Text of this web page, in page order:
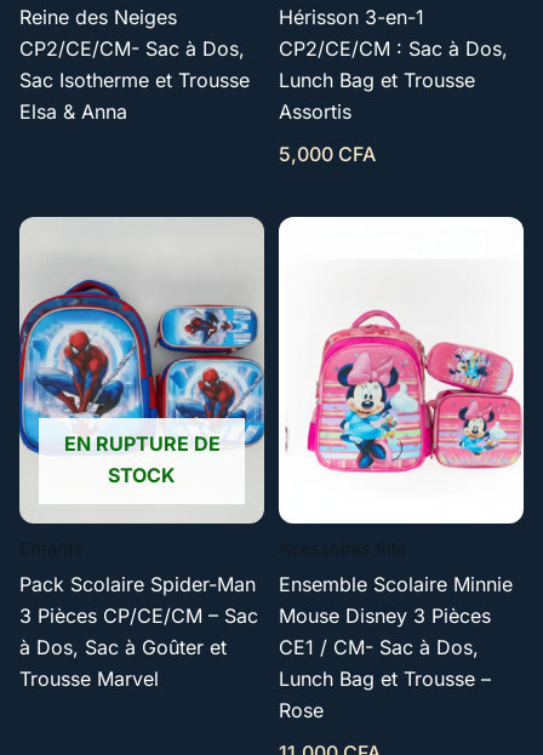
Reine des Neiges
CP2/CE/CM- Sac à Dos,
Sac Isotherme et Trousse
Elsa & Anna
Hérisson 3-en-1
CP2/CE/CM : Sac à Dos,
Lunch Bag et Trousse
Assortis
5,000 CFA
EN RUPTURE DE
STOCK
Pack Scolaire Spider-Man
3 Pièces CP/CE/CM – Sac
à Dos, Sac à Goûter et
Trousse Marvel
Ensemble Scolaire Minnie
Mouse Disney 3 Pièces
CE1 / CM- Sac à Dos,
Lunch Bag et Trousse –
Rose